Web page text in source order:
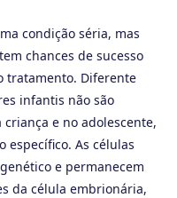
condição séria, mas
chances de sucesso
tratamento. Diferente
infantis não são
e no adolescente,
específico. As células
e permanecem
da célula embrionária,